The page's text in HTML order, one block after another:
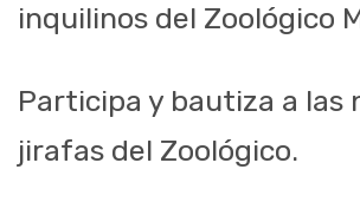
inquilinos del Zoológico
Participa y bautiza a las
jirafas del Zoológico.